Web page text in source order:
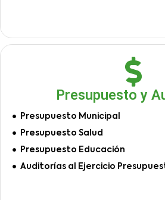
Presupuesto y
Presupuesto Municipal
Presupuesto Salud
Presupuesto Educación
Auditorías al Ejercicio